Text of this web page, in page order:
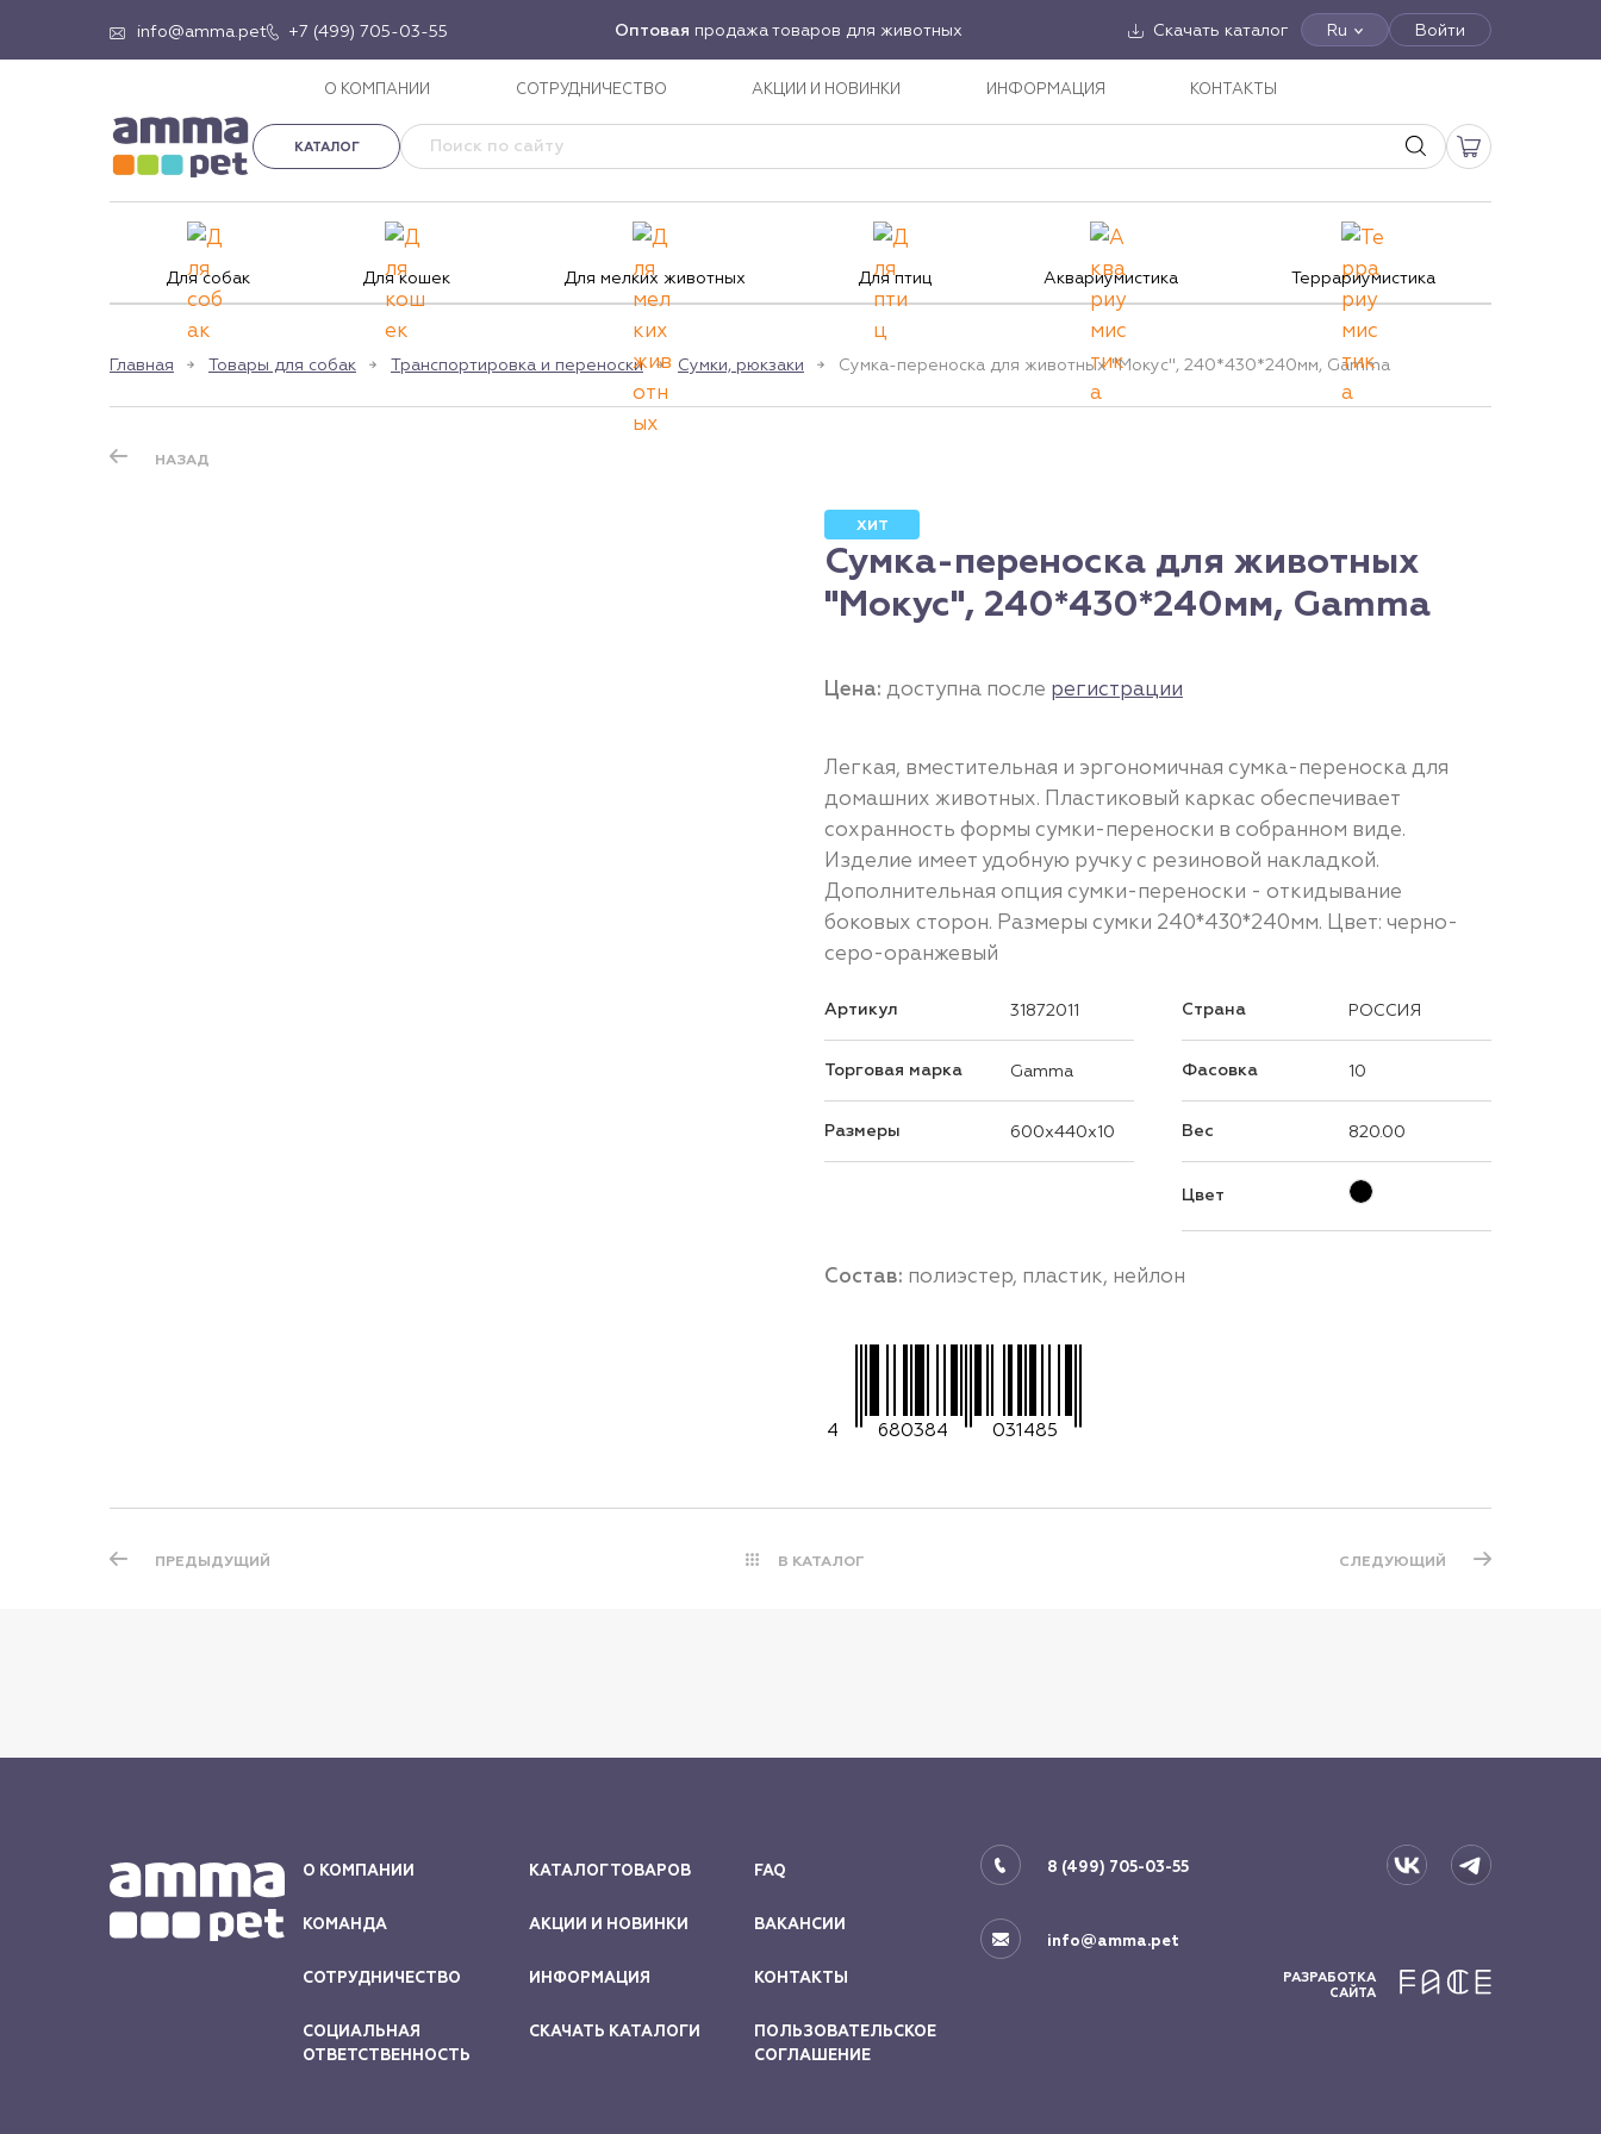
info@amma.pet +7 (499) 705-03-55 Оптовая продажа товаров для животных Скачать каталог Ru Войти
О КОМПАНИИ СОТРУДНИЧЕСТВО АКЦИИ И НОВИНКИ ИНФОРМАЦИЯ КОНТАКТЫ
КАТАЛОГ
Для собак Для кошек Для мелких животных Для птиц Аквариумистика Террариумистика
Главная Товары для собак Транспортировка и переноски Сумки, рюкзаки Сумка-переноска для животных "Мокус", 240*430*240мм, Gamma
НАЗАД
ХИТ
Сумка-переноска для животных
"Мокус", 240*430*240мм, Gamma
Цена: доступна после регистрации
Легкая, вместительная и эргономичная сумка-переноска для
домашних животных. Пластиковый каркас обеспечивает
сохранность формы сумки-переноски в собранном виде.
Изделие имеет удобную ручку с резиновой накладкой.
Дополнительная опция сумки-переноски - откидывание
боковых сторон. Размеры сумки 240*430*240мм. Цвет: черно-
серо-оранжевый
Артикул 31872011
Торговая марка Gamma
Размеры 600x440x10
Страна РОССИЯ
Фасовка 10
Вес 820.00
Цвет
Состав: полиэстер, пластик, нейлон
4 680384 031485
ПРЕДЫДУЩИЙ В КАТАЛОГ СЛЕДУЮЩИЙ
О КОМПАНИИ
КОМАНДА
СОТРУДНИЧЕСТВО
СОЦИАЛЬНАЯ
ОТВЕТСТВЕННОСТЬ
КАТАЛОГ ТОВАРОВ
АКЦИИ И НОВИНКИ
ИНФОРМАЦИЯ
СКАЧАТЬ КАТАЛОГИ
FAQ
ВАКАНСИИ
КОНТАКТЫ
ПОЛЬЗОВАТЕЛЬСКОЕ
СОГЛАШЕНИЕ
8 (499) 705-03-55
info@amma.pet
РАЗРАБОТКА
САЙТА